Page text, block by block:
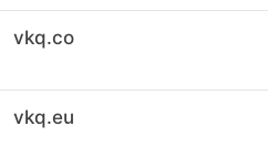
vkq.co
vkq.eu